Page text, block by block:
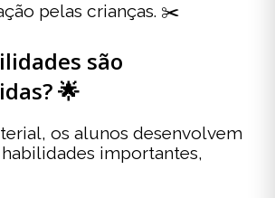
pelas crianças. ✂️
são
🌟
os alunos desenvolvem
importantes,